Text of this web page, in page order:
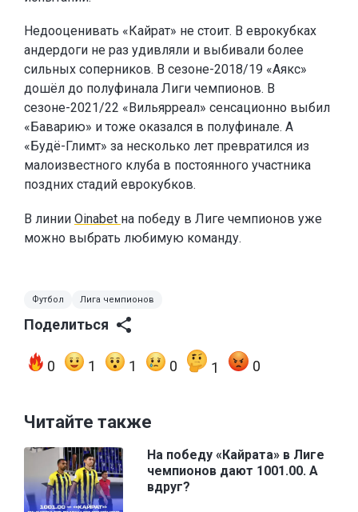
Недооценивать «Кайрат» не стоит. В еврокубках
андердоги не раз удивляли и выбивали более
сильных соперников. В сезоне-2018/19 «Аякс»
дошёл до полуфинала Лиги чемпионов. В
сезоне-2021/22 «Вильярреал» сенсационно выбил
«Баварию» и тоже оказался в полуфинале. А
«Будё-Глимт» за несколько лет превратился из
малоизвестного клуба в постоянного участника
поздних стадий еврокубков.
В линии Oinabet на победу в Лиге чемпионов уже
можно выбрать любимую команду.
Футбол Лига чемпионов
Поделиться
0 1 1 0 1 0
Читайте также
На победу «Кайрата» в Лиге
чемпионов дают 1001.00. А
вдруг?